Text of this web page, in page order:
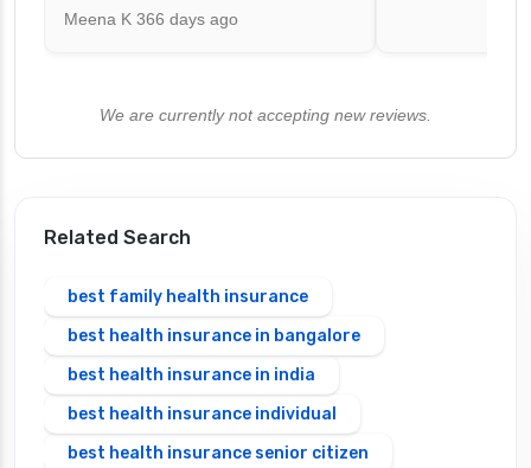
Meena K 366 days ago
We are currently not accepting new reviews.
Related Search
best family health insurance
best health insurance in bangalore
best health insurance in india
best health insurance individual
best health insurance senior citizen